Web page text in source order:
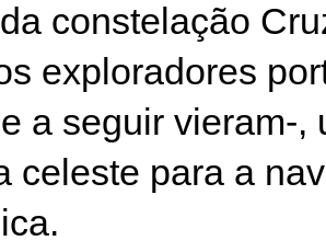
constelação
exploradores
a seguir vieram-,
celeste para a